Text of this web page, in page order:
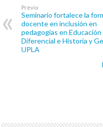
Previo
Seminario fortalece la
docente en inclusión en
pedagogías en Educación
Diferencial e Historia y
UPLA